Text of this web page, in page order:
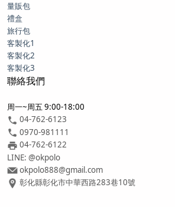
量販包
禮盒
旅行包
客製化1
客製化2
客製化3
聯絡我們
周一~周五 9:00-18:00
04-762-6123
0970-981111
04-762-6122
LINE: @okpolo
okpolo888@gmail.com
彰化縣彰化市中華西路283巷10號